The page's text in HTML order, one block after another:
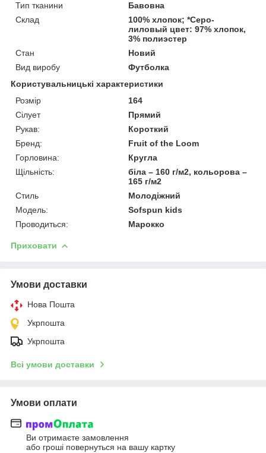
Тип тканини
Бавовна
Склад
100% хлопок; *Серо-
лиловый цвет: 97% хлопок,
3% полиэстер
Стан
Новий
Вид виробу
Футболка
Користувальницькі характеристики
Розмір
164
Сілует
Прямий
Рукав:
Короткий
Бренд:
Fruit of the Loom
Горловина:
Кругла
Щільність:
біла – 160 г/м2, кольорова –
165 г/м2
Стиль
Молодіжний
Модель:
Sofspun kids
Проводиться:
Марокко
Приховати
Умови доставки
Нова Пошта
Укрпошта
Укрпошта
Всі умови доставки
Умови оплати
Ви отримаєте замовлення
або гроші повернуться на вашу картку